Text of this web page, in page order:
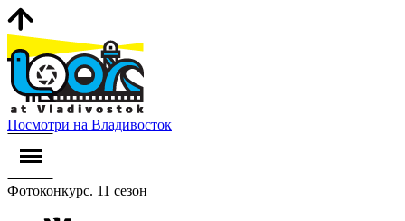
Посмотри на Владивосток
Фотоконкурс. 11 сезон